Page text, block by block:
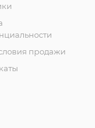
продажи